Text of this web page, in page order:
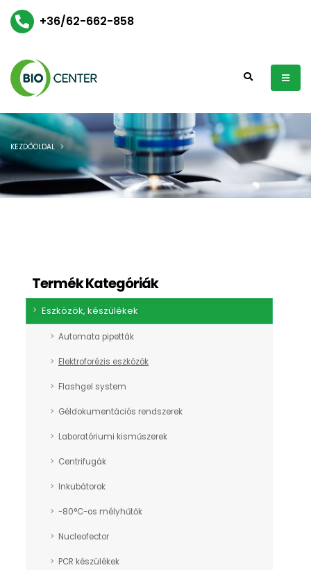
+36/62-662-858
KEZDŐOLDAL
Termék Kategóriák
Eszközök, készülékek
Automata pipetták
Elektroforézis eszközök
Flashgel system
Géldokumentációs rendszerek
Laboratóriumi kisműszerek
Centrifugák
Inkubátorok
-80°C-os mélyhűtők
Nucleofector
PCR készülékek